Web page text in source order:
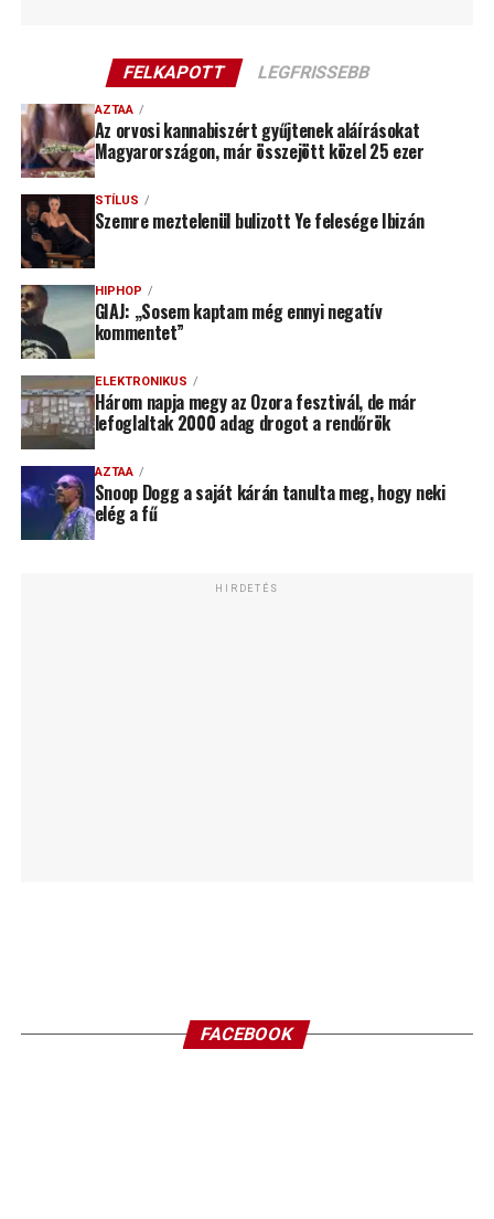
FELKAPOTT LEGFRISSEBB
AZTAA
Az orvosi kannabiszért gyűjtenek aláírásokat
Magyarországon, már összejött közel 25 ezer
STÍLUS
Szemre meztelenül bulizott Ye felesége Ibizán
HIPHOP
GIAJ: „Sosem kaptam még ennyi negatív
kommentet”
ELEKTRONIKUS
Három napja megy az Ozora fesztivál, de már
lefoglaltak 2000 adag drogot a rendőrök
AZTAA
Snoop Dogg a saját kárán tanulta meg, hogy neki
elég a fű
HIRDETÉS
FACEBOOK